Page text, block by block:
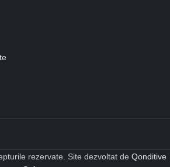
rezervate. Site dezvoltat de Qonditive